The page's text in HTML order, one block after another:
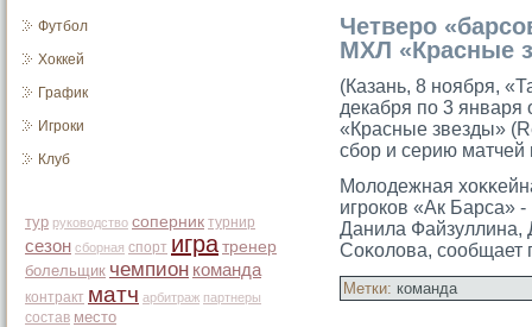
Футбол
Хоккей
График
Игроки
Клуб
тур руководство соперник турнир
сезон сборная спорт игра тренер
болельщик чемпион команда
контракт матч арбитраж партнеры
состав место
Четверо
МХЛ «Красные
(Казань, 8 ноября,
декабря по 3
«Красные звезды»
сбор и серию
Молодежная
игрοков «Ак Барса»
Данила Файзуллина,
Соκолова, сοобщает
Метки: команда